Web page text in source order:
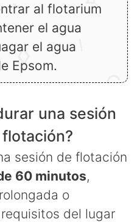
al flotarium
el agua
el agua
Epsom.
una sesión
sesión de flotación
60 minutos,
o
del lugar